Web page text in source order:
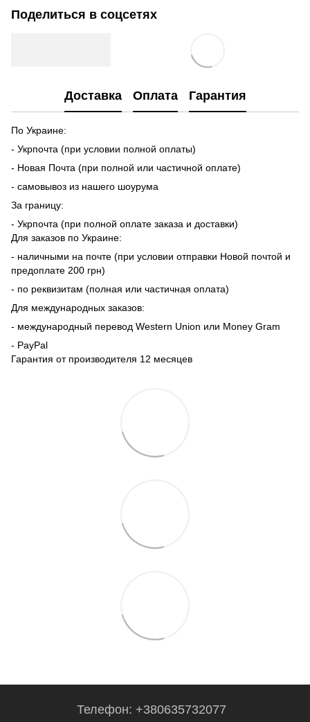
Поделиться в соцсетях
Доставка Оплата Гарантия
По Украине:
- Укрпочта (при условии полной оплаты)
- Новая Почта (при полной или частичной оплате)
- самовывоз из нашего шоурума
За границу:
- Укрпочта (при полной оплате заказа и доставки)
Для заказов по Украине:
- наличными на почте (при условии отправки Новой почтой и
предоплате 200 грн)
- по реквизитам (полная или частичная оплата)
Для международных заказов:
- международный перевод Western Union или Money Gram
- PayPal
Гарантия от производителя 12 месяцев
Телефон: +380635732077